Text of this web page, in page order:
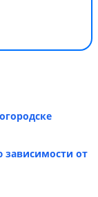
от